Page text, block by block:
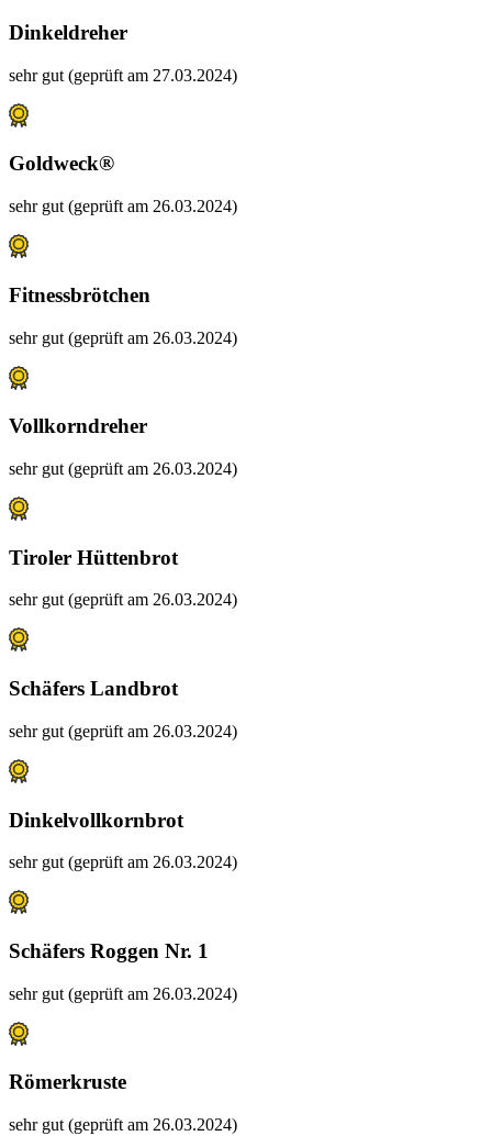
Dinkeldreher
sehr gut (geprüft am 27.03.2024)
Goldweck®
sehr gut (geprüft am 26.03.2024)
Fitnessbrötchen
sehr gut (geprüft am 26.03.2024)
Vollkorndreher
sehr gut (geprüft am 26.03.2024)
Tiroler Hüttenbrot
sehr gut (geprüft am 26.03.2024)
Schäfers Landbrot
sehr gut (geprüft am 26.03.2024)
Dinkelvollkornbrot
sehr gut (geprüft am 26.03.2024)
Schäfers Roggen Nr. 1
sehr gut (geprüft am 26.03.2024)
Römerkruste
sehr gut (geprüft am 26.03.2024)